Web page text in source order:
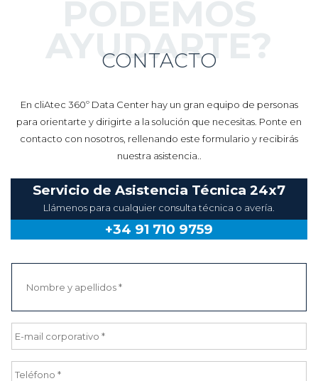
AYUDARTE?
CONTACTO
En cliAtec 360º Data Center hay un gran equipo de personas
para orientarte y dirigirte a la solución que necesitas. Ponte en
contacto con nosotros, rellenando este formulario y recibirás
nuestra asistencia..
Servicio de Asistencia Técnica 24x7
Llámenos para cualquier consulta técnica o avería.
+34 91 710 9759